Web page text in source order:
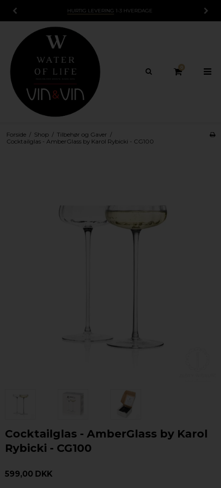
15 DAGESFORTRYDELSESRET
0
Forside / Shop / Tilbehør og Gaver /
Cocktailglas - AmberGlass by Karol Rybicki - CG100
Cocktailglas - AmberGlass by Karol
Rybicki - CG100
599,00 DKK